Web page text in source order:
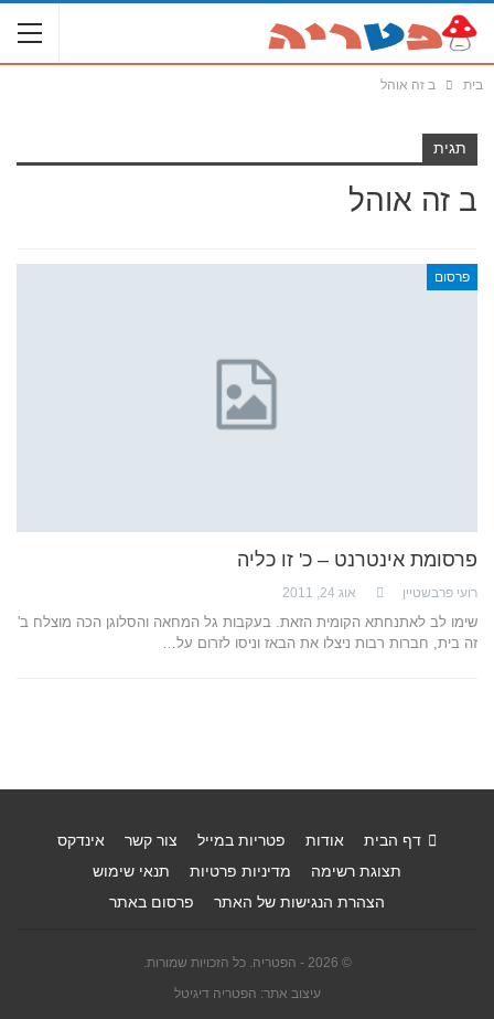
בית ב זה אוהל
תגית
ב זה אוהל
פרסום
פרסומת אינטרנט – כ' זו כליה
רועי פרבשטיין אוג 24, 2011
שימו לב לאתנחתא הקומית הזאת. בעקבות גל המחאה והסלוגן הכה מוצלח ב'
זה בית, חברות רבות ניצלו את הבאז וניסו לזרום על…
דף הבית אודות פטריות במייל צור קשר
אינדקס
תצוגת רשימה
מדיניות פרטיות
תנאי שימוש
הצהרת הנגישות של האתר
פרסום באתר
© 2026 - הפטריה. כל הזכויות שמורות.
עיצוב אתר: הפטריה דיגיטל